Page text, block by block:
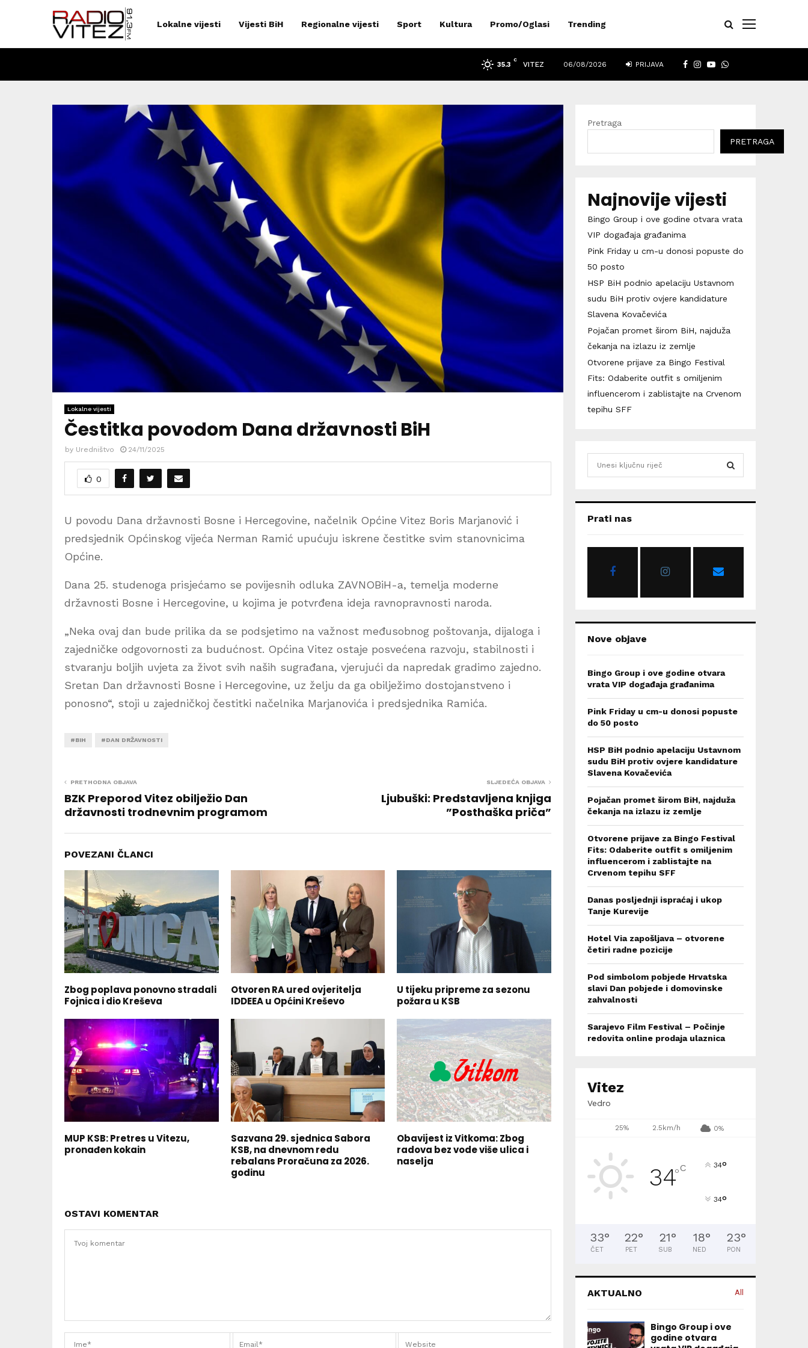
Lokalne vijesti Vijesti BiH Regionalne vijesti Sport Kultura Promo/Oglasi Trending
FACEBOOK
INSTAGRAM
YOUTUBE
WHATSAPP
35.3
C
VITEZ 06/08/2026 PRIJAVA
Lokalne vijesti
Čestitka povodom Dana državnosti BiH
by Uredništvo 24/11/2025
0
U povodu Dana državnosti Bosne i Hercegovine, načelnik Općine Vitez Boris Marjanović i
predsjednik Općinskog vijeća Nerman Ramić upućuju iskrene čestitke svim stanovnicima
Općine.
Dana 25. studenoga prisjećamo se povijesnih odluka ZAVNOBiH-a, temelja moderne
državnosti Bosne i Hercegovine, u kojima je potvrđena ideja ravnopravnosti naroda.
„Neka ovaj dan bude prilika da se podsjetimo na važnost međusobnog poštovanja, dijaloga i
zajedničke odgovornosti za budućnost. Općina Vitez ostaje posvećena razvoju, stabilnosti i
stvaranju boljih uvjeta za život svih naših sugrađana, vjerujući da napredak gradimo zajedno.
Sretan Dan državnosti Bosne i Hercegovine, uz želju da ga obilježimo dostojanstveno i
ponosno“, stoji u zajedničkoj čestitki načelnika Marjanovića i predsjednika Ramića.
#BIH #DAN DRŽAVNOSTI
PRETHODNA OBJAVA
BZK Preporod Vitez obilježio Dan
državnosti trodnevnim programom
SLJEDEĆA OBJAVA
Ljubuški: Predstavljena knjiga
”Posthaška priča”
POVEZANI ČLANCI
Zbog poplava ponovno stradali
Fojnica i dio Kreševa
Otvoren RA ured ovjeritelja
IDDEEA u Općini Kreševo
U tijeku pripreme za sezonu
požara u KSB
MUP KSB: Pretres u Vitezu,
pronađen kokain
Sazvana 29. sjednica Sabora
KSB, na dnevnom redu
rebalans Proračuna za 2026.
godinu
Obavijest iz Vitkoma: Zbog
radova bez vode više ulica i
naselja
OSTAVI KOMENTAR
Pretraga
PRETRAGA
Najnovije vijesti
Bingo Group i ove godine otvara vrata
VIP događaja građanima
Pink Friday u cm-u donosi popuste do
50 posto
HSP BiH podnio apelaciju Ustavnom
sudu BiH protiv ovjere kandidature
Slavena Kovačevića
Pojačan promet širom BiH, najduža
čekanja na izlazu iz zemlje
Otvorene prijave za Bingo Festival
Fits: Odaberite outfit s omiljenim
influencerom i zablistajte na Crvenom
tepihu SFF
h
o
Prati nas
Nove objave
Bingo Group i ove godine otvara
vrata VIP događaja građanima
Pink Friday u cm-u donosi popuste
do 50 posto
HSP BiH podnio apelaciju Ustavnom
sudu BiH protiv ovjere kandidature
Slavena Kovačevića
Pojačan promet širom BiH, najduža
čekanja na izlazu iz zemlje
Otvorene prijave za Bingo Festival
Fits: Odaberite outfit s omiljenim
influencerom i zablistajte na
Crvenom tepihu SFF
Danas posljednji ispraćaj i ukop
Tanje Kurevije
Hotel Via zapošljava – otvorene
četiri radne pozicije
Pod simbolom pobjede Hrvatska
slavi Dan pobjede i domovinske
zahvalnosti
Sarajevo Film Festival – Počinje
redovita online prodaja ulaznica
Vitez
Vedro
25% 2.5km/h 0%
34°C 34°
34°
33°
ČET
22°
PET
21°
SUB
18°
NED
23°
PON
AKTUALNO All
Bingo Group i ove
godine otvara